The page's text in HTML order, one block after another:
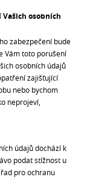
osobních
zabezpečení bude
Vám toto porušení
osobních údajů
zajišťující
nebo bychom
neprojeví,
údajů dochází k
podat stížnost u
pro ochranu